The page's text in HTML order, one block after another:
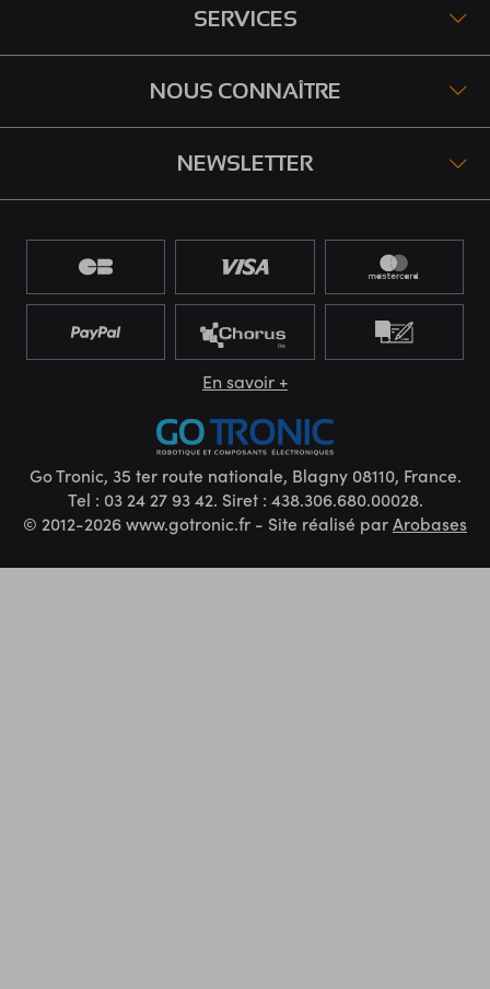
SERVICES
NOUS CONNAÎTRE
NEWSLETTER
En savoir +
Go Tronic, 35 ter route nationale, Blagny 08110, France.
Tel : 03 24 27 93 42. Siret : 438.306.680.00028.
© 2012-2026 www.gotronic.fr - Site réalisé parArobases